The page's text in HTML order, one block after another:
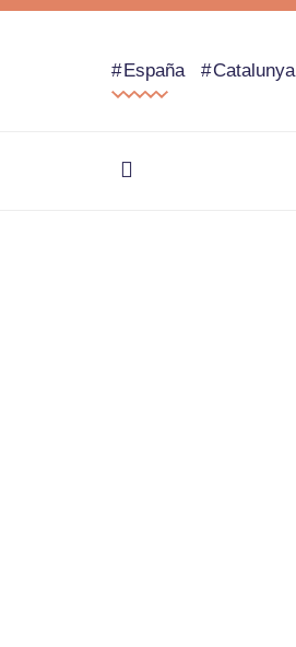
España Catalunya